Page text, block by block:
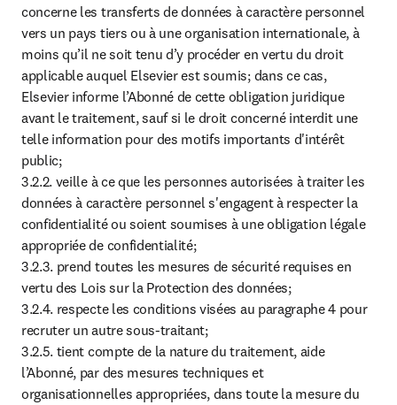
concerne les transferts de données à caractère personnel
vers un pays tiers ou à une organisation internationale, à
moins qu’il ne soit tenu d’y procéder en vertu du droit
applicable auquel Elsevier est soumis; dans ce cas,
Elsevier informe l’Abonné de cette obligation juridique
avant le traitement, sauf si le droit concerné interdit une
telle information pour des motifs importants d'intérêt
public;
3.2.2. veille à ce que les personnes autorisées à traiter les
données à caractère personnel s'engagent à respecter la
confidentialité ou soient soumises à une obligation légale
appropriée de confidentialité;
3.2.3. prend toutes les mesures de sécurité requises en
vertu des Lois sur la Protection des données;
3.2.4. respecte les conditions visées au paragraphe 4 pour
recruter un autre sous-traitant;
3.2.5. tient compte de la nature du traitement, aide
l’Abonné, par des mesures techniques et
organisationnelles appropriées, dans toute la mesure du